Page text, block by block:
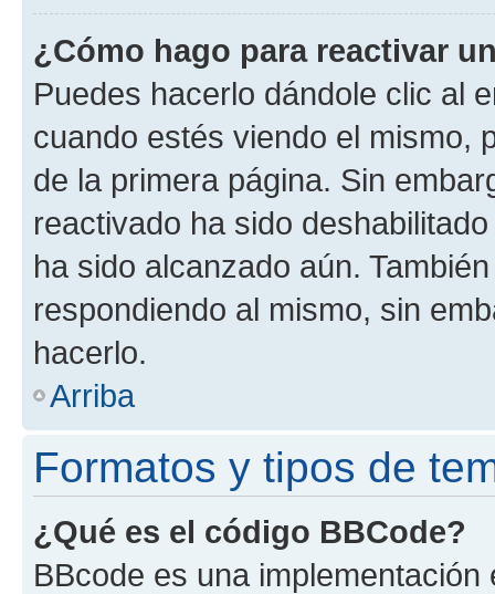
¿Cómo hago para reactivar
Puedes hacerlo dándole clic al
cuando estés viendo el mismo,
de la primera página. Sin
reactivado ha sido
ha sido alcanzado aún.
respondiendo al mismo, sin
hacerlo.
Arriba
Formatos y tipos de
¿Qué es el código BBCode?
BBcode es una